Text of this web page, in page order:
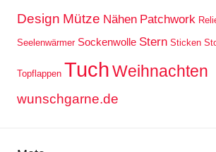
Design Mütze Nähen Patchwork
Seelenwärmer Sockenwolle Stern Sticken
Topflappen TuchWeihnachten
wunschgarne.de